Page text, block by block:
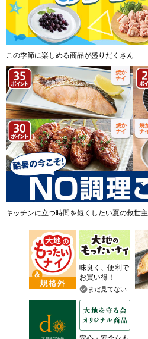
この季節に楽しめる商品が盛りだくさん
キッチンに立つ時間を短くしたい夏の救世主
味良く、便利で
お買い得！
まだ見てない